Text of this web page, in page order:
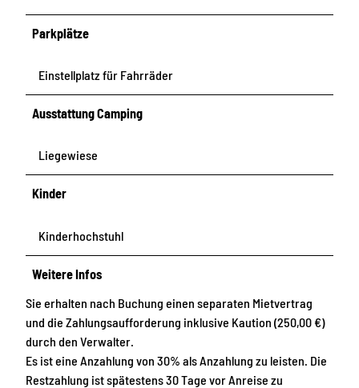
Parkplätze
Einstellplatz für Fahrräder
Ausstattung Camping
Liegewiese
Kinder
Kinderhochstuhl
Weitere Infos
Sie erhalten nach Buchung einen separaten Mietvertrag
und die Zahlungsaufforderung inklusive Kaution (250,00 €)
durch den Verwalter.
Es ist eine Anzahlung von 30% als Anzahlung zu leisten. Die
Restzahlung ist spätestens 30 Tage vor Anreise zu